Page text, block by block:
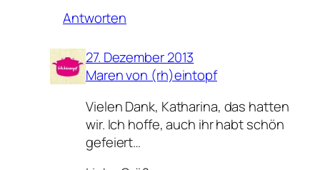
Antworten
27. Dezember 2013
Maren von (rh)eintopf
Vielen Dank, Katharina, das hatten
wir. Ich hoffe, auch ihr habt schön
gefeiert…